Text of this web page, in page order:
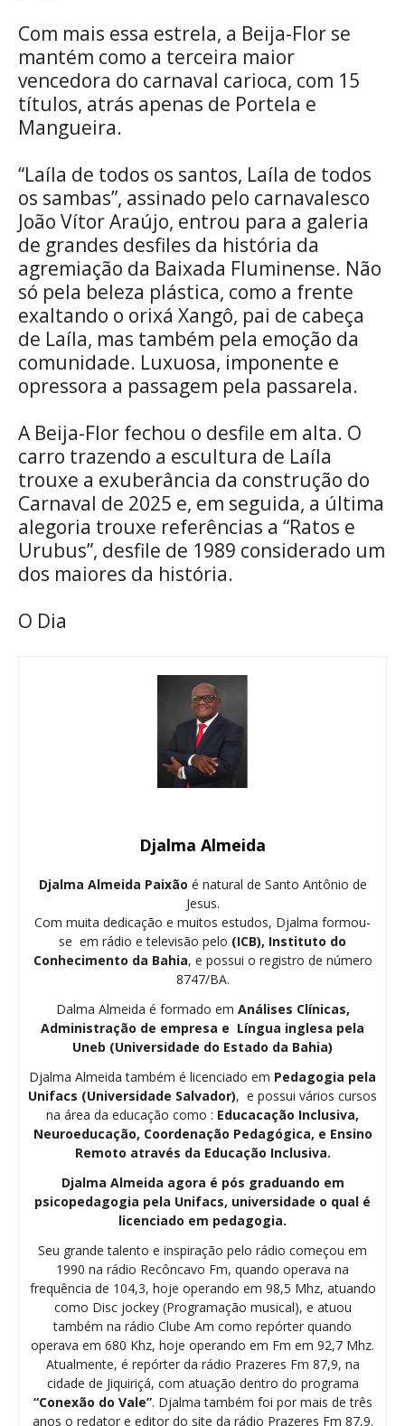
Com mais essa estrela, a Beija-Flor se
mantém como a terceira maior
vencedora do carnaval carioca, com 15
títulos, atrás apenas de Portela e
Mangueira.
“Laíla de todos os santos, Laíla de todos
os sambas”, assinado pelo carnavalesco
João Vítor Araújo, entrou para a galeria
de grandes desfiles da história da
agremiação da Baixada Fluminense. Não
só pela beleza plástica, como a frente
exaltando o orixá Xangô, pai de cabeça
de Laíla, mas também pela emoção da
comunidade. Luxuosa, imponente e
opressora a passagem pela passarela.
A Beija-Flor fechou o desfile em alta. O
carro trazendo a escultura de Laíla
trouxe a exuberância da construção do
Carnaval de 2025 e, em seguida, a última
alegoria trouxe referências a “Ratos e
Urubus”, desfile de 1989 considerado um
dos maiores da história.
O Dia
Djalma Almeida
Djalma Almeida Paixão é natural de Santo Antônio de
Jesus.
Com muita dedicação e muitos estudos, Djalma formou-
se em rádio e televisão pelo (ICB), Instituto do
Conhecimento da Bahia, e possui o registro de número
8747/BA.
Dalma Almeida é formado em Análises Clínicas,
Administração de empresa e Língua inglesa pela
Uneb (Universidade do Estado da Bahia)
Djalma Almeida também é licenciado em Pedagogia pela
Unifacs (Universidade Salvador), e possui vários cursos
na área da educação como : Educacação Inclusiva,
Neuroeducação, Coordenação Pedagógica, e Ensino
Remoto através da Educação Inclusiva.
Djalma Almeida agora é pós graduando em
psicopedagogia pela Unifacs, universidade o qual é
licenciado em pedagogia.
Seu grande talento e inspiração pelo rádio começou em
1990 na rádio Recôncavo Fm, quando operava na
frequência de 104,3, hoje operando em 98,5 Mhz, atuando
como Disc jockey (Programação musical), e atuou
também na rádio Clube Am como repórter quando
operava em 680 Khz, hoje operando em Fm em 92,7 Mhz.
Atualmente, é repórter da rádio Prazeres Fm 87,9, na
cidade de Jiquiriçá, com atuação dentro do programa
“Conexão do Vale”. Djalma também foi por mais de três
anos o redator e editor do site da rádio Prazeres Fm 87,9.